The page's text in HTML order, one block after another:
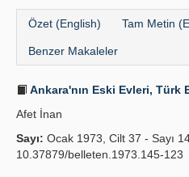
Özet (English) Tam Metin
Benzer Makaleler
Ankara'nın Eski Evleri, Türk
Afet İnan
Sayı: Ocak 1973, Cilt 37 - Sayı
10.37879/belleten.1973.145-123